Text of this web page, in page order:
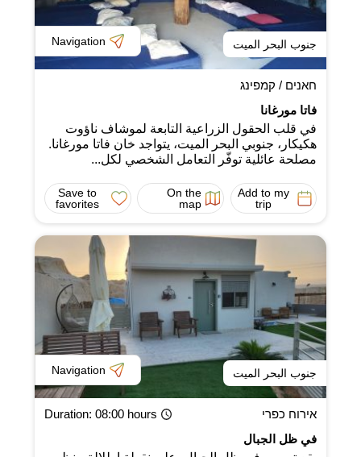
جنوب البحر الميت Navigation
חאנים / קמפינג
فاتا مورغانا
في قلب الحقول الزراعية التابعة لموشاف ناؤوت
هكيكار، جنوبي البحر الميت، يتواجد خان فاتا مورغانا.
مصلحة عائلية توفّر التعامل الشخصي لكل...
Add to my
trip
On the
map
Save to
favorites
جنوب البحر الميت Navigation
אירוח כפרי Duration: 08:00 hours
في ظل الجبال